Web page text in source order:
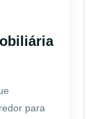
para